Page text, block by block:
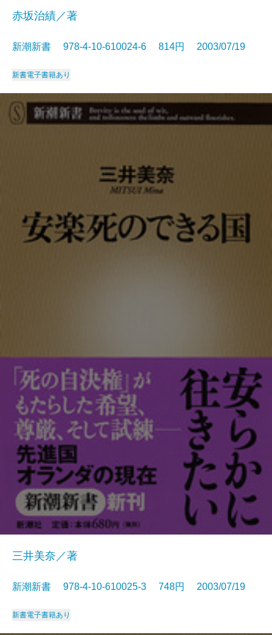
赤坂治績／著
新潮新書 978-4-10-610024-6 814円 2003/07/19
新書電子書籍あり
三井美奈／著
新潮新書 978-4-10-610025-3 748円 2003/07/19
新書電子書籍あり